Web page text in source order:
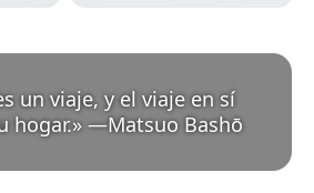
un viaje, y el viaje en sí
hogar.» —Matsuo Bashō